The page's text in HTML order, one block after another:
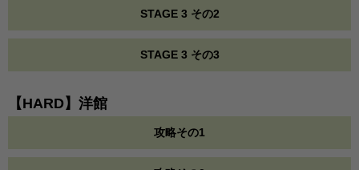
STAGE 3 その2
STAGE 3 その3
【HARD】洋館
攻略その1